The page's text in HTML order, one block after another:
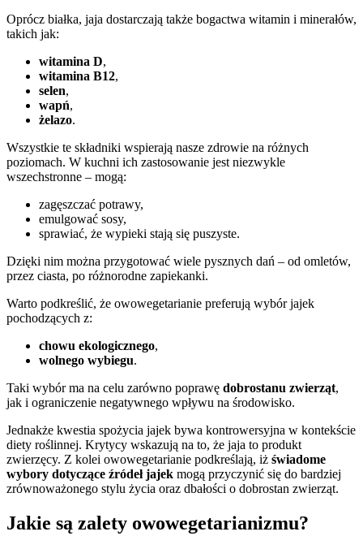
Oprócz białka, jaja dostarczają także bogactwa witamin i minerałów,
takich jak:
witamina D,
witamina B12,
selen,
wapń,
żelazo.
Wszystkie te składniki wspierają nasze zdrowie na różnych
poziomach. W kuchni ich zastosowanie jest niezwykle
wszechstronne – mogą:
zagęszczać potrawy,
emulgować sosy,
sprawiać, że wypieki stają się puszyste.
Dzięki nim można przygotować wiele pysznych dań – od omletów,
przez ciasta, po różnorodne zapiekanki.
Warto podkreślić, że owowegetarianie preferują wybór jajek
pochodzących z:
chowu ekologicznego,
wolnego wybiegu.
Taki wybór ma na celu zarówno poprawę dobrostanu zwierząt,
jak i ograniczenie negatywnego wpływu na środowisko.
Jednakże kwestia spożycia jajek bywa kontrowersyjna w kontekście
diety roślinnej. Krytycy wskazują na to, że jaja to produkt
zwierzęcy. Z kolei owowegetarianie podkreślają, iż świadome
wybory dotyczące źródeł jajek mogą przyczynić się do bardziej
zrównoważonego stylu życia oraz dbałości o dobrostan zwierząt.
Jakie są zalety owowegetarianizmu?